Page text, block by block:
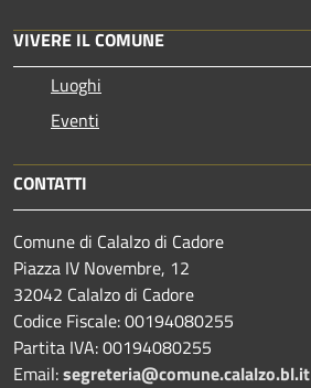
VIVERE IL COMUNE
Luoghi
Eventi
CONTATTI
Comune di Calalzo di Cadore
Piazza IV Novembre, 12
32042 Calalzo di Cadore
Codice Fiscale: 00194080255
Partita IVA: 00194080255
Email:segreteria@comune.calalzo.bl.it